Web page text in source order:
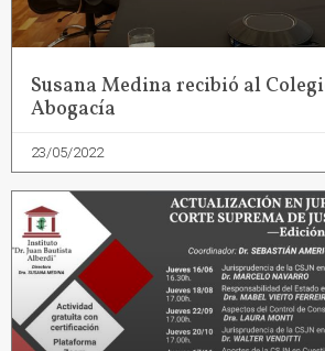
Susana Medina recibió al
Abogacía
23/05/2022